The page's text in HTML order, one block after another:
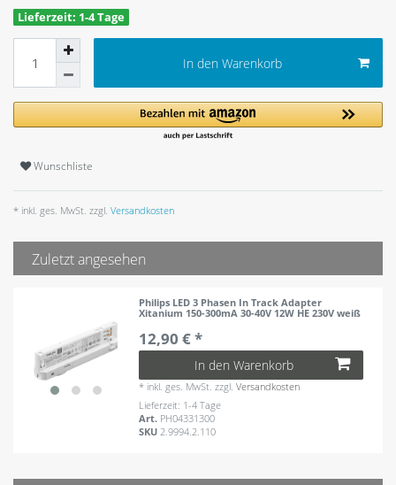
Lieferzeit: 1-4 Tage
In den Warenkorb
Wunschliste
* inkl. ges. MwSt. zzgl. Versandkosten
Zuletzt angesehen
Philips LED 3 Phasen In Track Adapter
Xitanium 150-300mA 30-40V 12W HE 230V weiß
12,90 € *
In den Warenkorb
* inkl. ges. MwSt. zzgl.Versandkosten
Lieferzeit: 1-4 Tage
Art. PH04331300
SKU 2.9994.2.110